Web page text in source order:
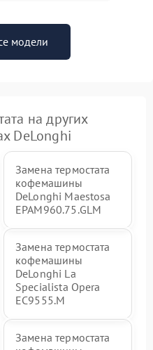
модели
на других
DeLonghi
Замена термостата
кофемашины
DeLonghi Maestosa
EPAM960.75.GLM
Замена термостата
кофемашины
DeLonghi La
Specialista Opera
EC9555.M
Замена термостата